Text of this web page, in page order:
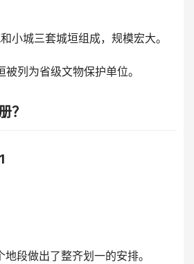
小城三套城垣组成，规模宏大。
列为省级文物保护单位。
？
段做出了整齐划一的安排。